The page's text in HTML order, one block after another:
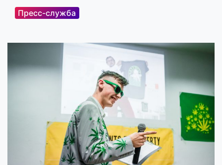
Пресс-служба